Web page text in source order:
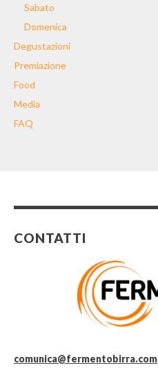
Sabato
Domenica
Degustazioni
Premiazione
Food
Media
FAQ
CONTATTI
comunica@fermentobirra.com